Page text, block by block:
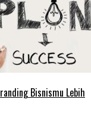
Bisnismu Lebih